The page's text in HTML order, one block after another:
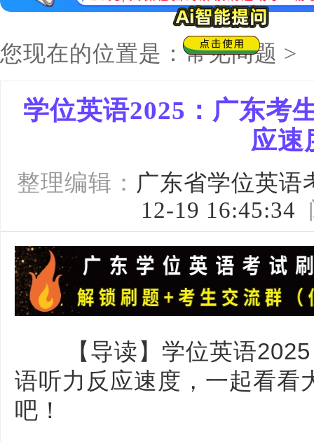
您现在的位置是：常见问题
学位英语2025：广东考
应速
整理编辑： 广东省学位英语
12-19 16:45:34
【导读】学位英语2025
语听力反应速度，一起看看
吧！